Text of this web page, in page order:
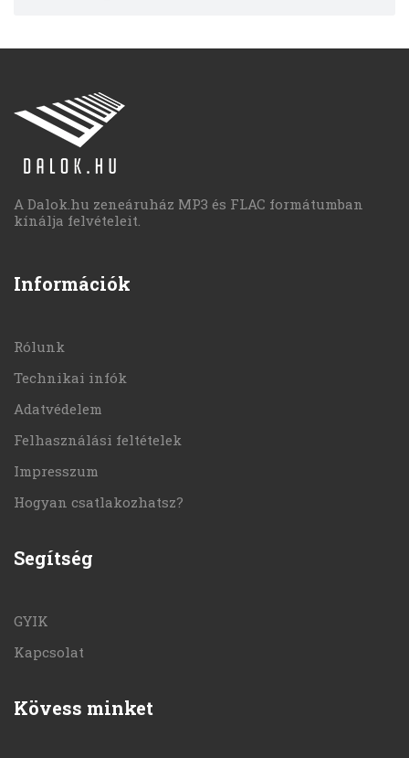
A Dalok.hu zeneáruház MP3 és FLAC formátumban
kínálja felvételeit.
Információk
Rólunk
Technikai infók
Adatvédelem
Felhasználási feltételek
Impresszum
Hogyan csatlakozhatsz?
Segítség
GYIK
Kapcsolat
Kövess minket